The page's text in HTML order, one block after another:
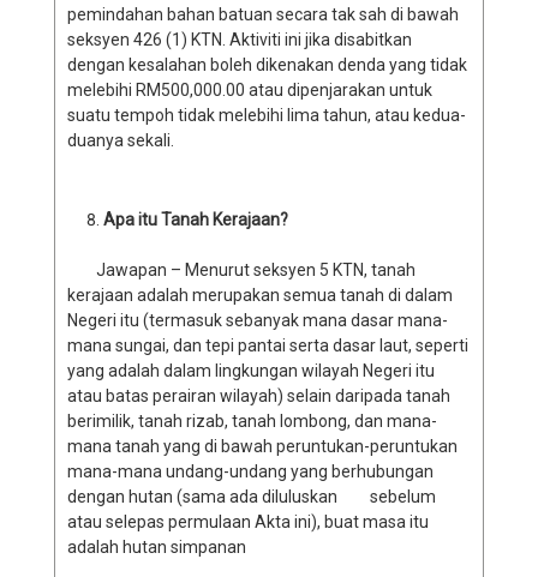
pemindahan bahan batuan secara tak sah di bawah
seksyen 426 (1) KTN. Aktiviti ini jika disabitkan
dengan kesalahan boleh dikenakan denda yang tidak
melebihi RM500,000.00 atau dipenjarakan untuk
suatu tempoh tidak melebihi lima tahun, atau kedua-
duanya sekali.
Apa itu Tanah Kerajaan?
Jawapan – Menurut seksyen 5 KTN, tanah
kerajaan adalah merupakan semua tanah di dalam
Negeri itu (termasuk sebanyak mana dasar mana-
mana sungai, dan tepi pantai serta dasar laut, seperti
yang adalah dalam lingkungan wilayah Negeri itu
atau batas perairan wilayah) selain daripada tanah
berimilik, tanah rizab, tanah lombong, dan mana-
mana tanah yang di bawah peruntukan-peruntukan
mana-mana undang-undang yang berhubungan
dengan hutan (sama ada diluluskan sebelum
atau selepas permulaan Akta ini), buat masa itu
adalah hutan simpanan